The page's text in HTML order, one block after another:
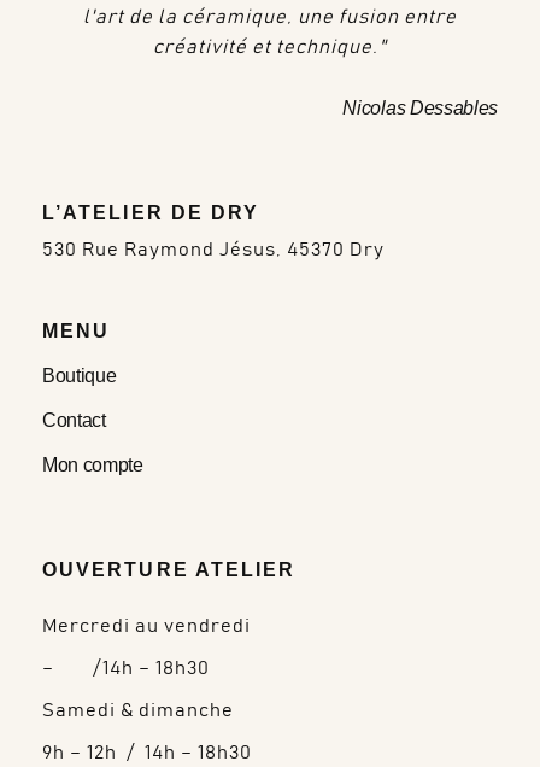
l'art de la céramique, une fusion entre
créativité et technique."
Nicolas Dessables
L’ATELIER DE DRY
530 Rue Raymond Jésus, 45370 Dry
MENU
Boutique
Contact
Mon compte
OUVERTURE ATELIER
Mercredi au vendredi
– /14h – 18h30
Samedi & dimanche
9h – 12h / 14h – 18h30